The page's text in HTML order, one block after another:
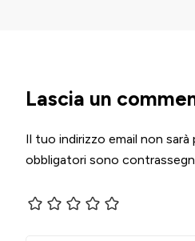
Lascia un
Il tuo indirizzo email non sarà
obbligatori sono